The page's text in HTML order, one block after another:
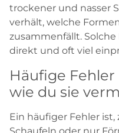
trockener und nasser
verhält, welche
zusammenfällt.
direkt und oft viel
Häufige Fehler
wie du sie
Ein häufiger Fehler